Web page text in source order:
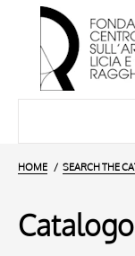
HOME SEARCH THE